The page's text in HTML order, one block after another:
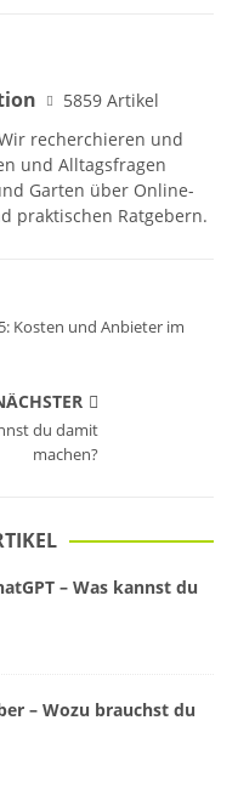
5859 Artikel
recherchieren und
und Alltagsfragen
Garten über Online-
praktischen Ratgebern.
Kosten und Anbieter im
du damit
machen?
– Was kannst du
– Wozu brauchst du